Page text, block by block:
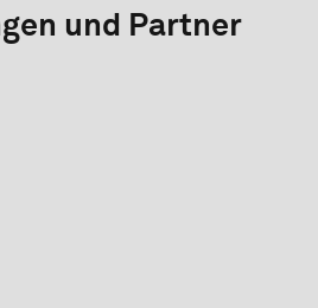
und Partner